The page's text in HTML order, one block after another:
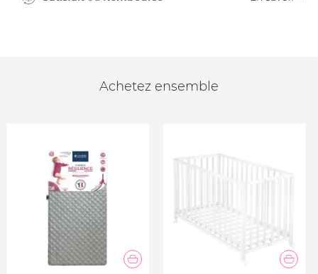
Achetez ensemble